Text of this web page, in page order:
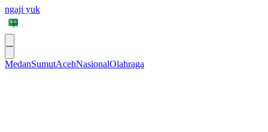
ngaji yuk
MedanSumutAcehNasionalOlahraga